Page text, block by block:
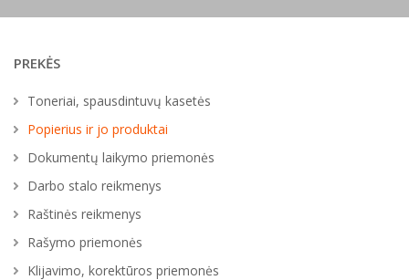
PREKĖS
Toneriai, spausdintuvų kasetės
Popierius ir jo produktai
Dokumentų laikymo priemonės
Darbo stalo reikmenys
Raštinės reikmenys
Rašymo priemonės
Klijavimo, korektūros priemonės